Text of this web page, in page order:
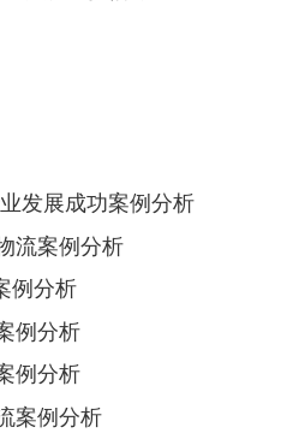
发展成功案例分析
流案例分析
例分析
例分析
例分析
案例分析